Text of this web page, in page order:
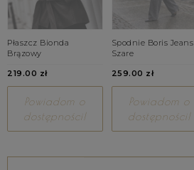
Płaszcz Bionda
Brązowy
219.00 zł
Powiadom o
dostępności!
Spodnie Boris Jeans
Szare
259.00 zł
Powiadom o
dostępności!